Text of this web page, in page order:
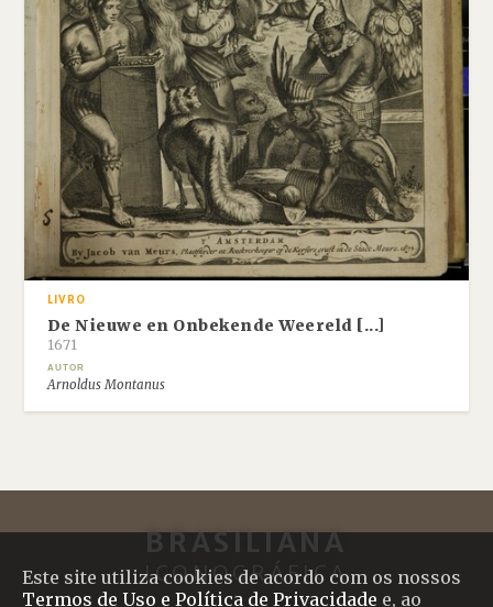
Este site utiliza cookies de acordo com os nossos
Termos de Uso e Política de Privacidade e, ao
LIVRO
De Nieuwe en Onbekende Weereld [...]
1671
AUTOR
Arnoldus Montanus
BRASILIANA
ICONOGRÁFICA